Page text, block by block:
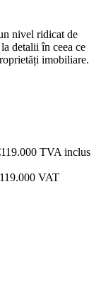
nivel ridicat de
detalii în ceea ce
imobiliare.
TVA inclus
VAT